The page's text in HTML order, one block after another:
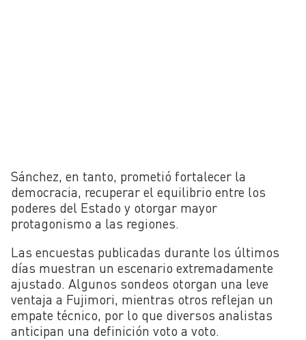
Sánchez, en tanto, prometió fortalecer la
democracia, recuperar el equilibrio entre los
poderes del Estado y otorgar mayor
protagonismo a las regiones.
Las encuestas publicadas durante los últimos
días muestran un escenario extremadamente
ajustado. Algunos sondeos otorgan una leve
ventaja a Fujimori, mientras otros reflejan un
empate técnico, por lo que diversos analistas
anticipan una definición voto a voto.